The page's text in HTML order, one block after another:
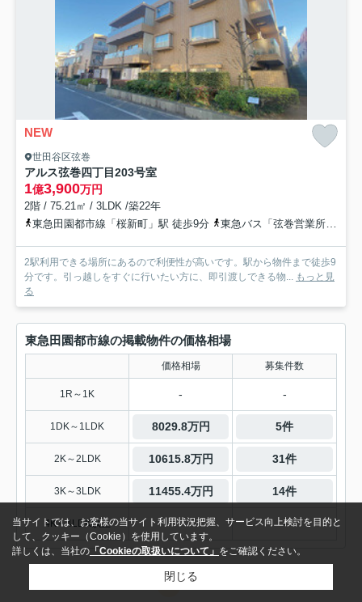
NEW
世田谷区弦巻
アルス弦巻四丁目203号室
1億3,900万円
2階 / 75.21㎡ / 3LDK /築22年
東急田園都市線「桜新町」駅 徒歩9分
東急バス「弦巻営業所」バス停下車 徒歩4分
2駅利用できる場所にあるので利便性が高いです。駅から物件まで徒歩9
分です。引っ越しをすぐに行いたい方に、即引渡しできる物... もっと見
る
東急田園都市線の掲載物件の価格相場
価格相場 募集件数
1R～1K - -
1DK～1LDK 8029.8万円 5件
2K～2LDK 10615.8万円 31件
3K～3LDK 11455.4万円 14件
4K～4LDK以上 - -
2
当サイトでは、お客様の当サイト利用状況把握、サービス向上検討を目的と
して、クッキー（Cookie）を使用しています。
詳しくは、当社の 「Cookieの取扱いについて」 をご確認ください。
閉じる